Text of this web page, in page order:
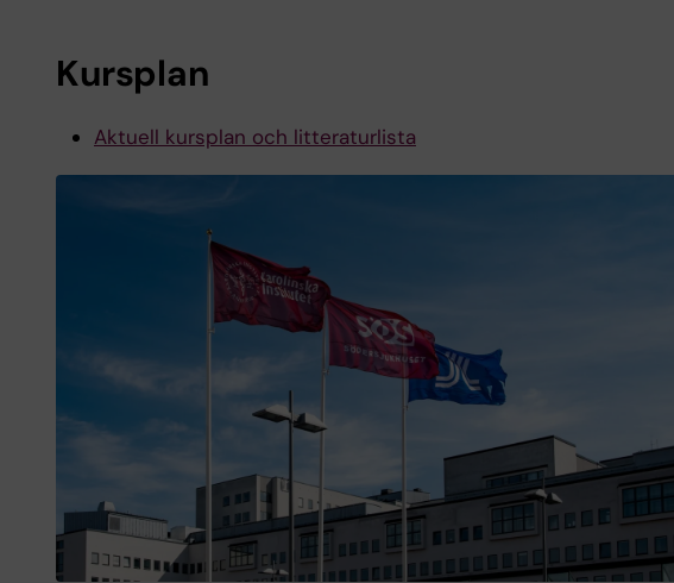
Kursplan
Aktuell kursplan och litteraturlista